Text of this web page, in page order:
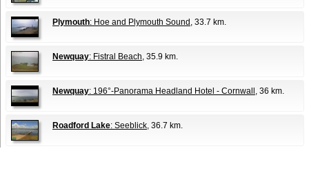
Plymouth: Hoe and Plymouth Sound , 33.7 km.
Newquay: Fistral Beach, 35.9 km.
Newquay: 196°-Panorama Headland Hotel - Cornwall , 36 km.
Roadford Lake: Seeblick, 36.7 km.